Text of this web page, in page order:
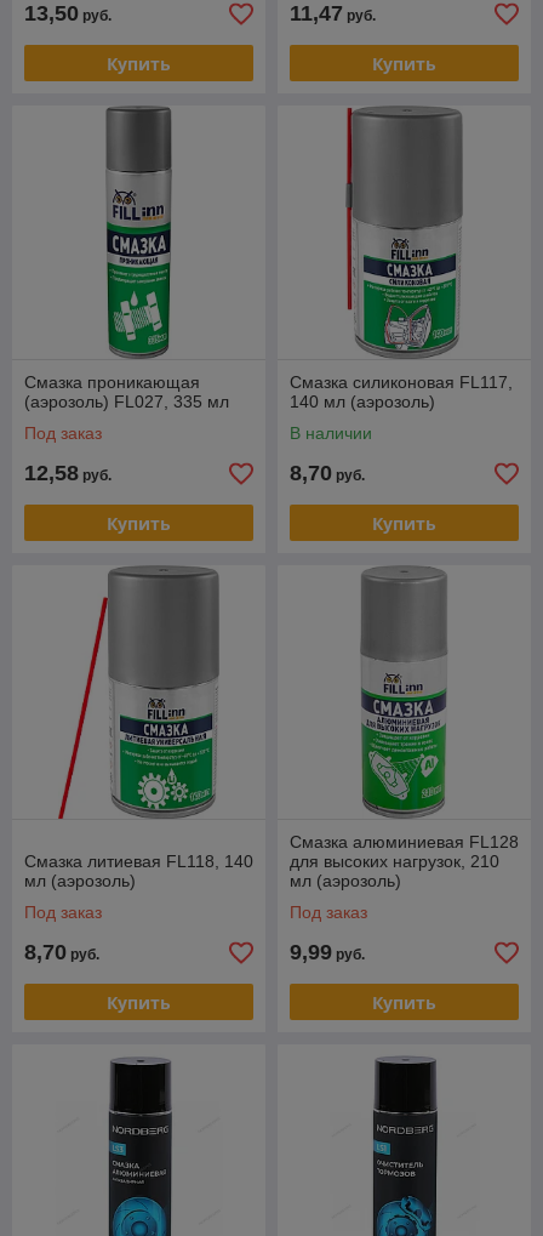
13,50 руб.
Купить
11,47 руб.
Купить
Смазка проникающая
(аэрозоль) FL027, 335 мл
Под заказ
12,58 руб.
Купить
Смазка силиконовая FL117,
140 мл (аэрозоль)
В наличии
8,70 руб.
Купить
Смазка литиевая FL118, 140
мл (аэрозоль)
Под заказ
8,70 руб.
Купить
Смазка алюминиевая FL128
для высоких нагрузок, 210
мл (аэрозоль)
Под заказ
9,99 руб.
Купить